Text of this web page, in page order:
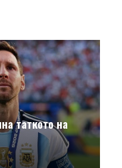
таткото на